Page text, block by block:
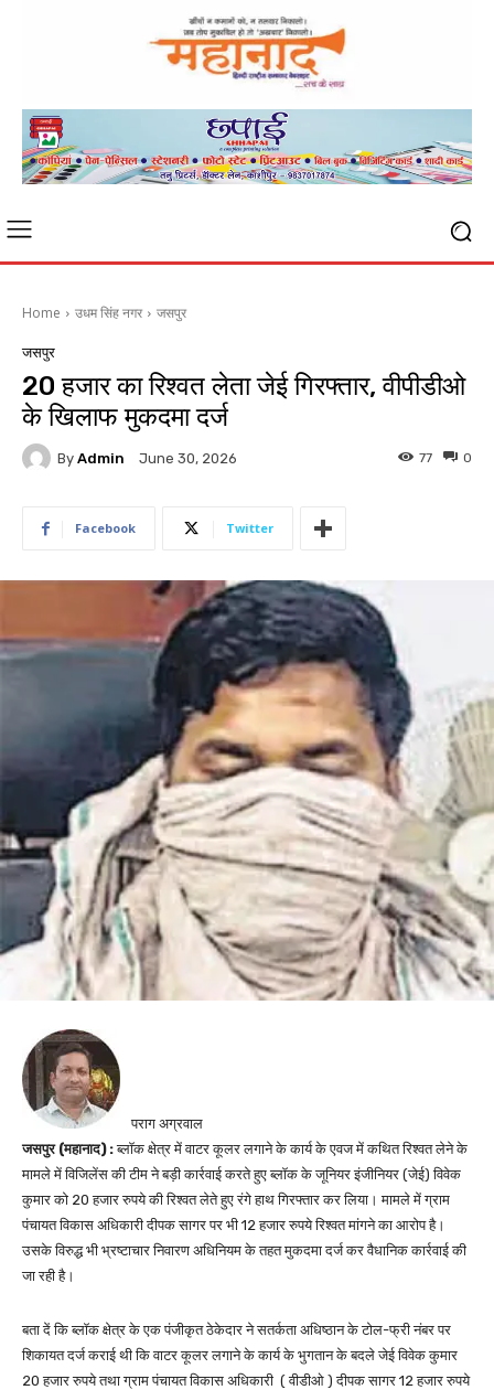
Home उधम सिंह नगर जसपुर
जसपुर
20 हजार का रिश्वत लेता जेई गिरफ्तार, वीपीडीओ
के खिलाफ मुकदमा दर्ज
By Admin June 30, 2026 0
77
Facebook Twitter
पराग अग्रवाल
जसपुर (महानाद) :ब्लॉक क्षेत्र में वाटर कूलर लगाने के कार्य के एवज में कथित रिश्वत लेने के
मामले में विजिलेंस की टीम ने बड़ी कार्रवाई करते हुए ब्लॉक के जूनियर इंजीनियर (जेई) विवेक
कुमार को 20 हजार रुपये की रिश्वत लेते हुए रंगे हाथ गिरफ्तार कर लिया। मामले में ग्राम
पंचायत विकास अधिकारी दीपक सागर पर भी 12 हजार रुपये रिश्वत मांगने का आरोप है।
उसके विरुद्ध भी भ्रष्टाचार निवारण अधिनियम के तहत मुकदमा दर्ज कर वैधानिक कार्रवाई की
जा रही है।
बता दें कि ब्लॉक क्षेत्र के एक पंजीकृत ठेकेदार ने सतर्कता अधिष्ठान के टोल-फ्री नंबर पर
शिकायत दर्ज कराई थी कि वाटर कूलर लगाने के कार्य के भुगतान के बदले जेई विवेक कुमार
20 हजार रुपये तथा ग्राम पंचायत विकास अधिकारी ( वीडीओ ) दीपक सागर 12 हजार रुपये